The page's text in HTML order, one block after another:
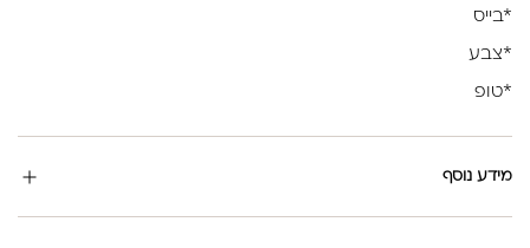
*בייס
*צבע
*טופ
מידע נוסף